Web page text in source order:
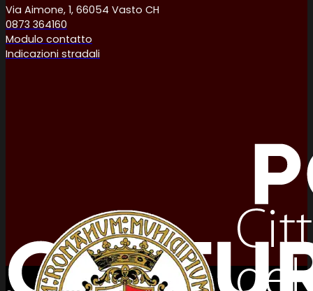
Via Aimone, 1, 66054 Vasto CH
0873 364160
Modulo contatto
Indicazioni stradali